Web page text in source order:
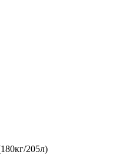
205л)